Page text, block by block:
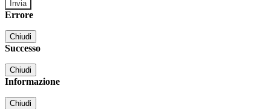
Errore
Chiudi
Successo
Chiudi
Informazione
Chiudi